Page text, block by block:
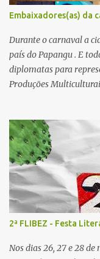
Histórias - Mediador:
Biu Lourenço -
16h: Tema: Dizeres
Embaixadores(as) da
Durante o carnaval a
país do Papangu . E
diplomatas para
Produções
escolas públicas e
bibliotecas
EMBAIXADORAS da
Se você mora em um
NA ROTA DE
com o(a)
para a sua biblioteca
embaixadoras: Recife:
dos Guararapes:
2ª FLIBEZ - Festa
Nos dias 26, 27 e 28